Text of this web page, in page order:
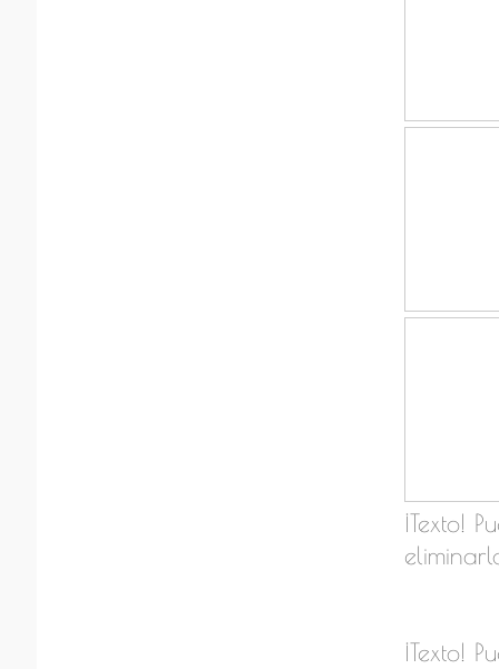
¡Texto!
¡Texto!